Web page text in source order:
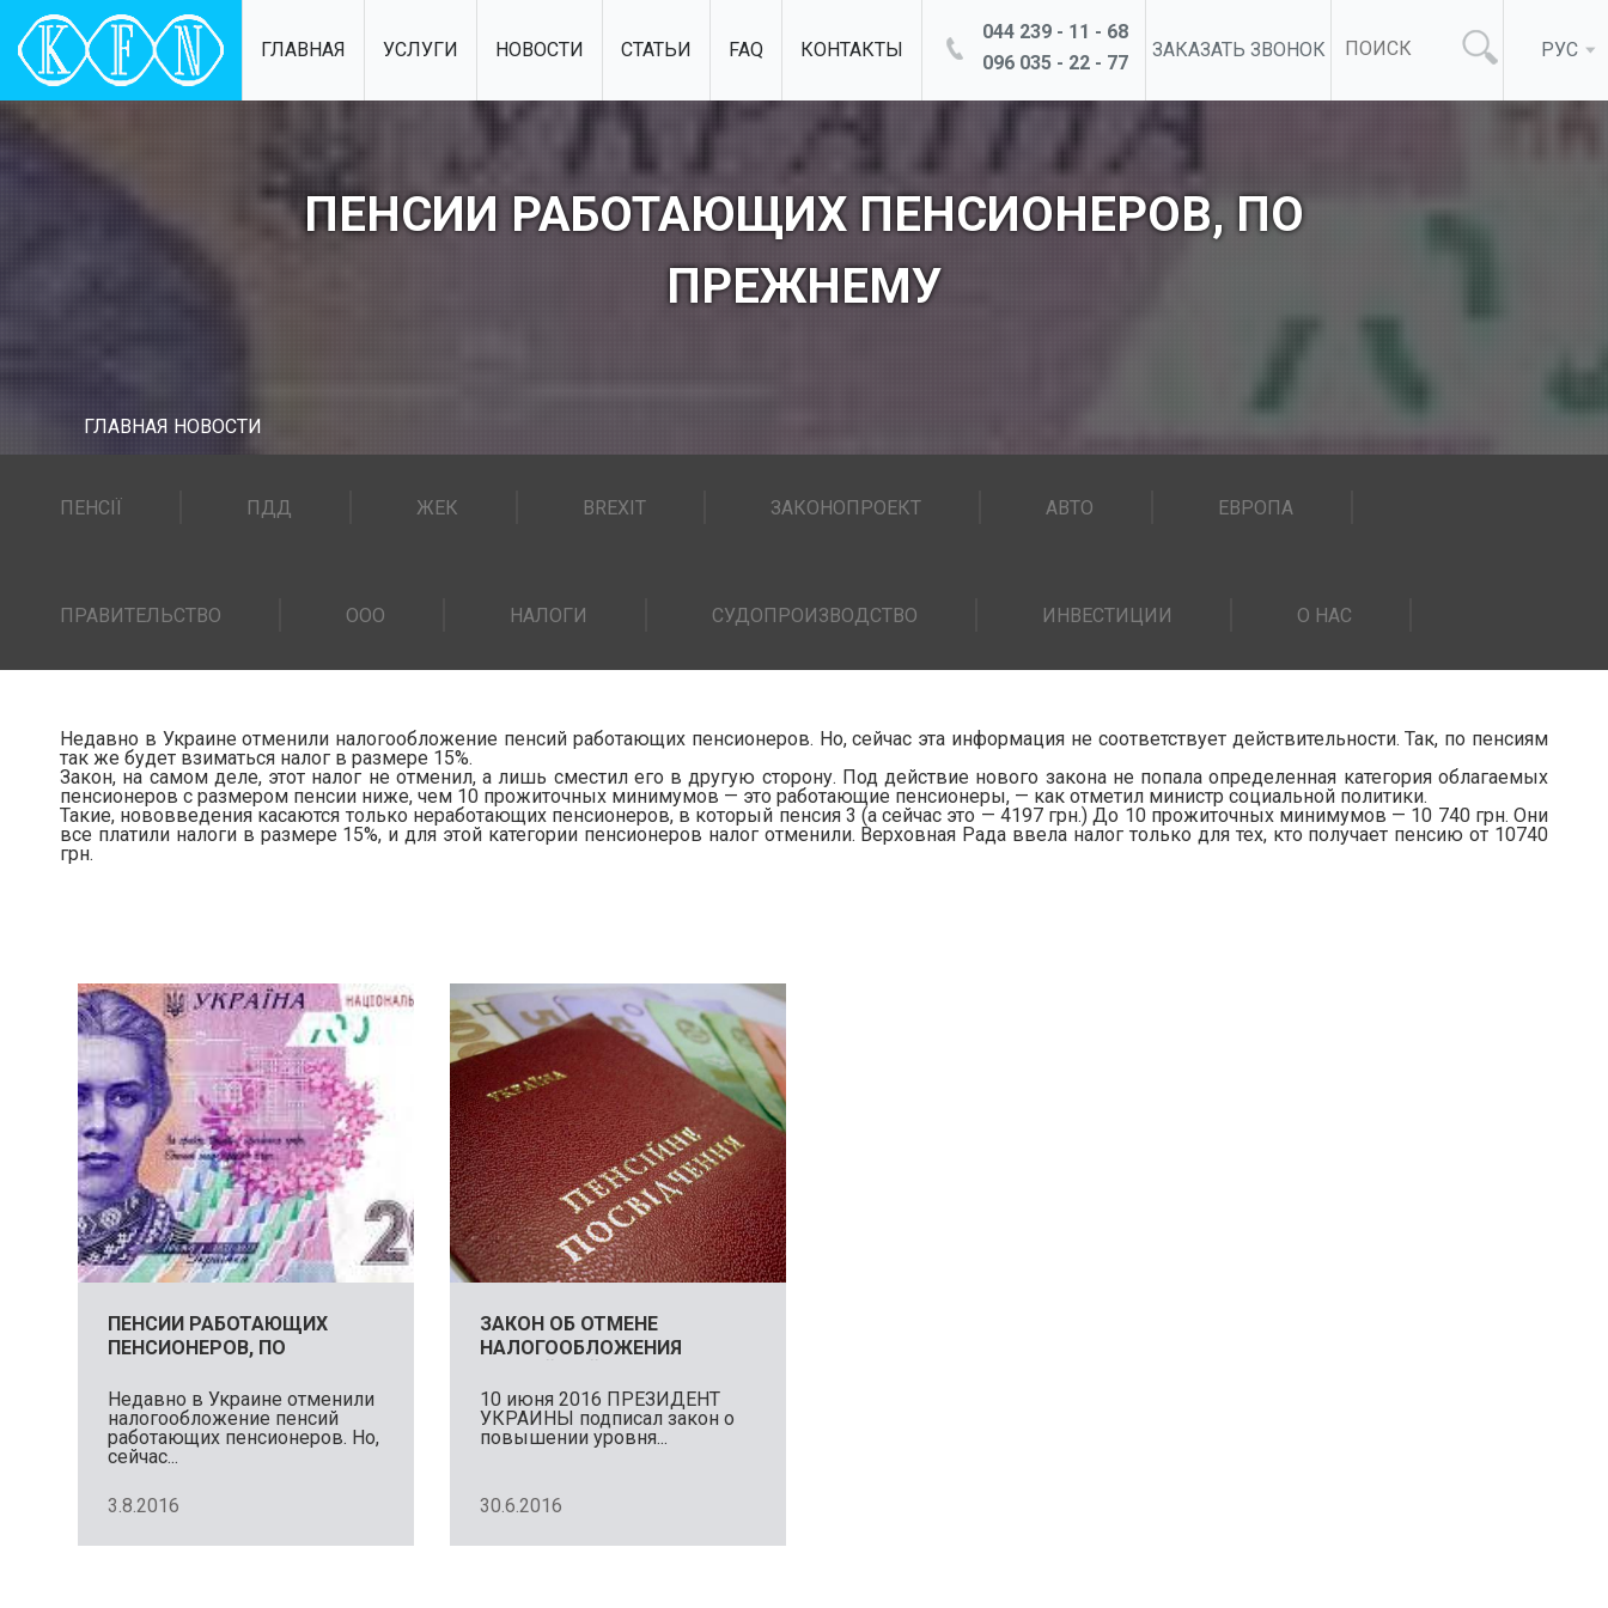
ГЛАВНАЯ УСЛУГИ НОВОСТИ СТАТЬИ FAQ КОНТАКТЫ
044 239 - 11 - 68
096 035 - 22 - 77
ЗАКАЗАТЬ ЗВОНОК РУС
ПЕНСИИ РАБОТАЮЩИХ ПЕНСИОНЕРОВ, ПО
ПРЕЖНЕМУ
ГЛАВНАЯ НОВОСТИ
ПЕНСІЇ ПДД ЖЕК BREXIT ЗАКОНОПРОЕКТ АВТО ЕВРОПА
ПРАВИТЕЛЬСТВО ООО НАЛОГИ СУДОПРОИЗВОДСТВО ИНВЕСТИЦИИ О НАС
Недавно в Украине отменили налогообложение пенсий работающих пенсионеров. Но, сейчас эта информация не соответствует действительности. Так, по пенсиям
так же будет взиматься налог в размере 15%.
Закон, на самом деле, этот налог не отменил, а лишь сместил его в другую сторону. Под действие нового закона не попала определенная категория облагаемых
пенсионеров с размером пенсии ниже, чем 10 прожиточных минимумов — это работающие пенсионеры, — как отметил министр социальной политики.
Такие, нововведения касаются только неработающих пенсионеров, в который пенсия 3 (а сейчас это — 4197 грн.) До 10 прожиточных минимумов — 10 740 грн. Они
все платили налоги в размере 15%, и для этой категории пенсионеров налог отменили. Верховная Рада ввела налог только для тех, кто получает пенсию от 10740
грн.
ПЕНСИИ РАБОТАЮЩИХ
ПЕНСИОНЕРОВ, ПО
Недавно в Украине отменили
налогообложение пенсий
работающих пенсионеров. Но,
сейчас...
3.8.2016
ЗАКОН ОБ ОТМЕНЕ
НАЛОГООБЛОЖЕНИЯ
ИЮЛЯ 2016
10 июня 2016 ПРЕЗИДЕНТ
УКРАИНЫ подписал закон о
повышении уровня...
30.6.2016